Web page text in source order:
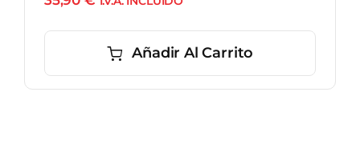
Añadir Al Carrito